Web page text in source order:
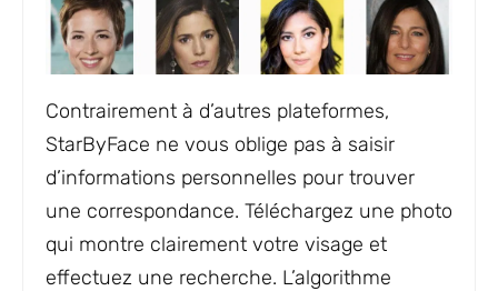
Contrairement à d’autres plateformes,
StarByFace ne vous oblige pas à saisir
d’informations personnelles pour trouver
une correspondance. Téléchargez une photo
qui montre clairement votre visage et
effectuez une recherche. L’algorithme